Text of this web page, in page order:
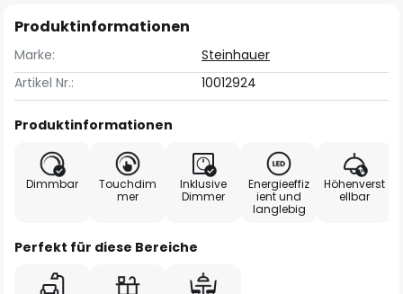
Produktinformationen
Marke:
Steinhauer
Artikel Nr.:
10012924
Produktinformationen
Dimmbar
Touchdim
mer
Inklusive
Dimmer
Energieeffiz
ient und
langlebig
Höhenverst
ellbar
Perfekt für diese Bereiche